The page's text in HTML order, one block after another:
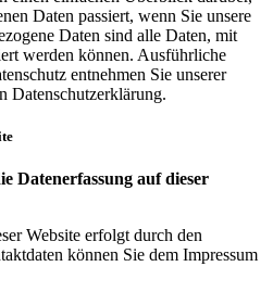
Daten passiert, wenn Sie unsere
Daten sind alle Daten, mit
werden können. Ausführliche
entnehmen Sie unserer
Datenschutzerklärung.
Datenerfassung auf dieser
Website erfolgt durch den
können Sie dem Impressum